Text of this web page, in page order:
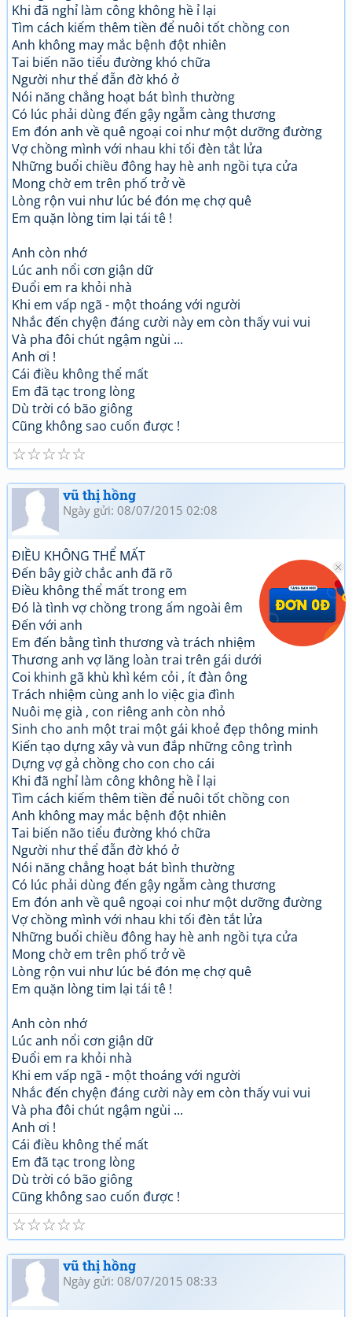
Khi đã nghỉ làm công không hề ỉ lại
Tìm cách kiếm thêm tiền để nuôi tốt chồng con
Anh không may mắc bệnh đột nhiên
Tai biến não tiểu đường khó chữa
Người như thể đẫn đờ khó ở
Nói năng chẳng hoạt bát bình thường
Có lúc phải dùng đến gậy ngẫm càng thương
Em đón anh về quê ngoại coi như một dưỡng đường
Vợ chồng mình với nhau khi tối đèn tắt lửa
Những buổi chiều đông hay hè anh ngồi tựa cửa
Mong chờ em trên phố trở về
Lòng rộn vui như lúc bé đón mẹ chợ quê
Em quặn lòng tim lại tái tê !
Anh còn nhớ
Lúc anh nổi cơn giận dữ
Đuổi em ra khỏi nhà
Khi em vấp ngã - một thoáng với người
Nhắc đến chyện đáng cười này em còn thấy vui vui
Và pha đôi chút ngậm ngùi ...
Anh ơi !
Cái điều không thể mất
Em đã tạc trong lòng
Dù trời có bão giông
Cũng không sao cuốn được !
☆
☆
☆
☆
☆
vũ thị hồng
Ngày gửi: 08/07/2015 02:08
ĐIỀU KHÔNG THỂ MẤT
Đến bây giờ chắc anh đã rõ
Điều không thể mất trong em
Đó là tình vợ chồng trong ấm ngoài êm
Đến với anh
Em đến bằng tình thương và trách nhiệm
Thương anh vợ lăng loàn trai trên gái dưới
Coi khinh gã khù khì kém cỏi , ít đàn ông
Trách nhiệm cùng anh lo việc gia đình
Nuôi mẹ già , con riêng anh còn nhỏ
Sinh cho anh một trai một gái khoẻ đẹp thông minh
Kiến tạo dựng xây và vun đắp những công trình
Dựng vợ gả chồng cho con cho cái
Khi đã nghỉ làm công không hề ỉ lại
Tìm cách kiếm thêm tiền để nuôi tốt chồng con
Anh không may mắc bệnh đột nhiên
Tai biến não tiểu đường khó chữa
Người như thể đẫn đờ khó ở
Nói năng chẳng hoạt bát bình thường
Có lúc phải dùng đến gậy ngẫm càng thương
Em đón anh về quê ngoại coi như một dưỡng đường
Vợ chồng mình với nhau khi tối đèn tắt lửa
Những buổi chiều đông hay hè anh ngồi tựa cửa
Mong chờ em trên phố trở về
Lòng rộn vui như lúc bé đón mẹ chợ quê
Em quặn lòng tim lại tái tê !
Anh còn nhớ
Lúc anh nổi cơn giận dữ
Đuổi em ra khỏi nhà
Khi em vấp ngã - một thoáng với người
Nhắc đến chyện đáng cười này em còn thấy vui vui
Và pha đôi chút ngậm ngùi ...
Anh ơi !
Cái điều không thể mất
Em đã tạc trong lòng
Dù trời có bão giông
Cũng không sao cuốn được !
☆
☆
☆
☆
☆
vũ thị hồng
Ngày gửi: 08/07/2015 08:33